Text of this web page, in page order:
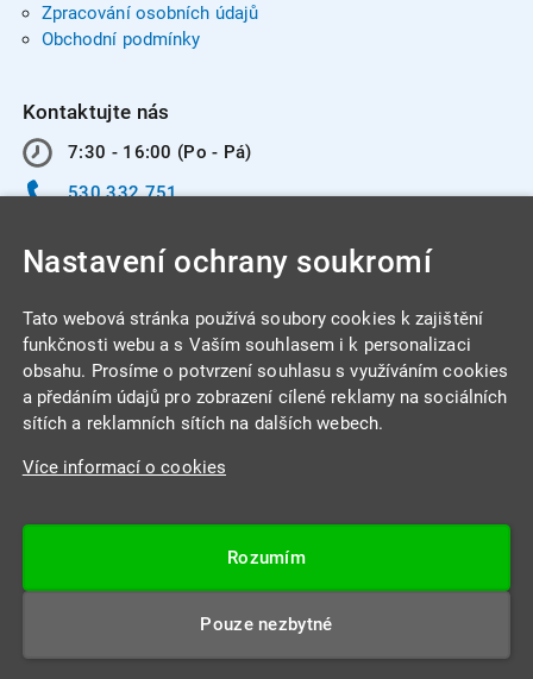
Zpracování osobních údajů
Obchodní podmínky
Kontaktujte nás
7:30 - 16:00 (Po - Pá)
530 332 751
INTEGRA CENTRUM s.r.o.
Jabloňová 662/7
Datová schránka: 4beca6d
Nastavení ochrany soukromí
Tato webová stránka používá soubory cookies k zajištění
funkčnosti webu a s Vaším souhlasem i k personalizaci
obsahu. Prosíme o potvrzení souhlasu s využíváním cookies
a předáním údajů pro zobrazení cílené reklamy na sociálních
sítích a reklamních sítích na dalších webech.
Více informací o cookies
Rozumím
Pouze nezbytné